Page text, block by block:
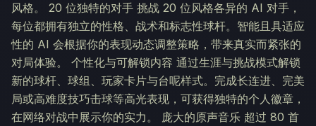
风格。 20 位独特的对手 挑战 20 位风格各异的 AI 对手，
每位都拥有独立的性格、战术和标志性球杆。智能且具适应
性的 AI 会根据你的表现动态调整策略，带来真实而紧张的
对局体验。 个性化与可解锁内容 通过生涯与挑战模式解锁
新的球杆、球组、玩家卡片与台呢样式。完成长连进、完美
局或高难度技巧击球等高光表现，可获得独特的个人徽章，
在网络对战中展示你的实力。 庞大的原声音乐 超过 80 首